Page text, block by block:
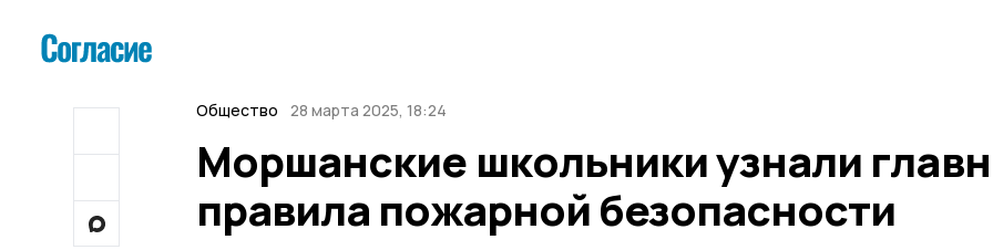
Общество 28 марта 2025, 18:24
Моршанские школьники узнали
правила пожарной безопасности